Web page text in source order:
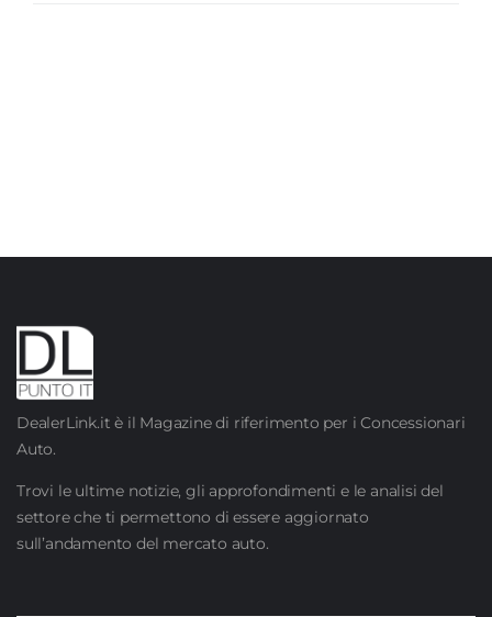
DealerLink.it è il Magazine di riferimento per i Concessionari
Auto.
Trovi le ultime notizie, gli approfondimenti e le analisi del
settore che ti permettono di essere aggiornato
sull’andamento del mercato auto.